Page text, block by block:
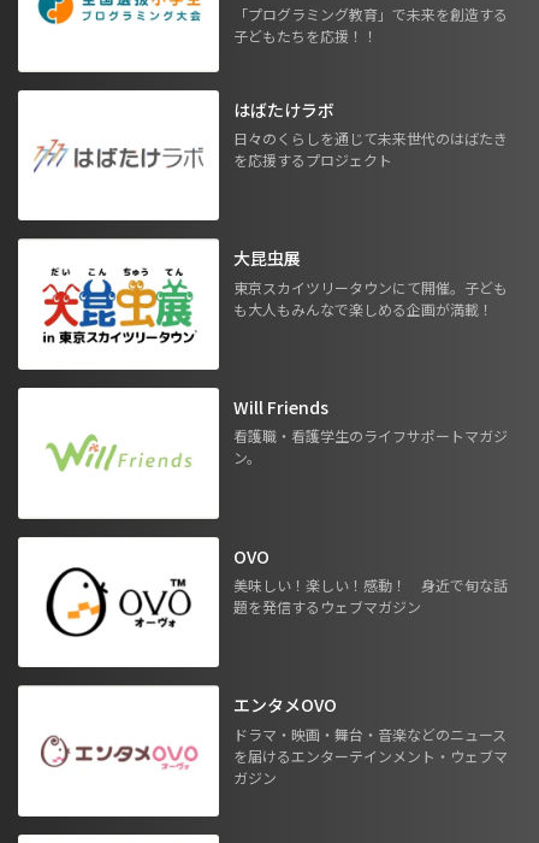
「プログラミング教育」で未来を創造する
子どもたちを応援！！
はばたけラボ
日々のくらしを通じて未来世代のはばたき
を応援するプロジェクト
大昆虫展
東京スカイツリータウンにて開催。子ども
も大人もみんなで楽しめる企画が満載！
Will Friends
看護職・看護学生のライフサポートマガジ
ン。
OVO
美味しい！楽しい！感動！ 身近で旬な話
題を発信するウェブマガジン
エンタメOVO
ドラマ・映画・舞台・音楽などのニュース
を届けるエンターテインメント・ウェブマ
ガジン